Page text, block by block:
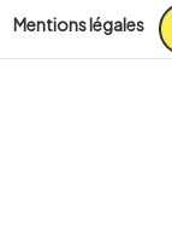
Mentions légales